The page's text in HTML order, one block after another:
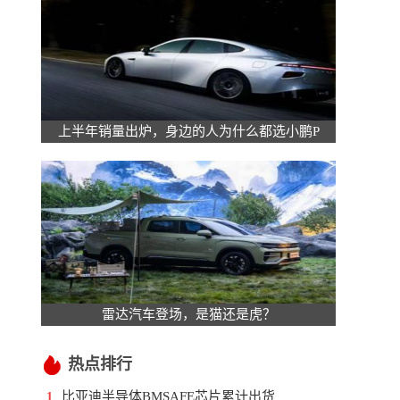
上半年销量出炉，身边的人为什么都选小鹏P
雷达汽车登场，是猫还是虎？
热点排行
1 比亚迪半导体BMSAFE芯片累计出货